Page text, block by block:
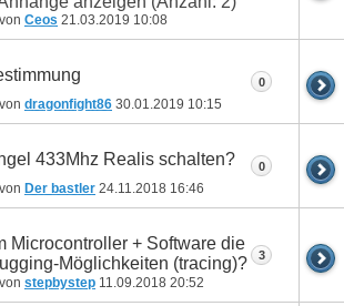
Ceos 21.03.2019 10:08
dragonfight86 30.01.2019 10:15
0
433Mhz Realis schalten?
Der bastler 24.11.2018 16:46
0
Microcontroller + Software die
Möglichkeiten (tracing)?
stepbystep 11.09.2018 20:52
3